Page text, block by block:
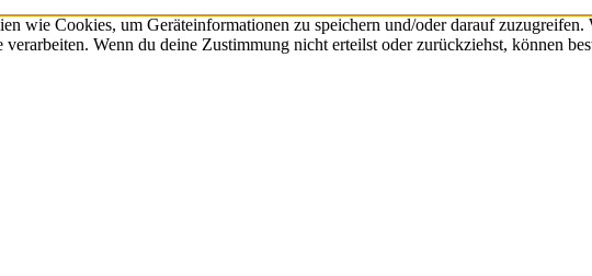
wie Cookies, um Geräteinformationen zu speichern und/oder darauf
Wenn du deine Zustimmung nicht erteilst oder zurückziehst, können